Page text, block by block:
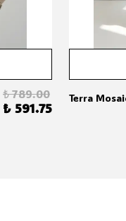
₺ 789.00
₺ 591.75
Terra